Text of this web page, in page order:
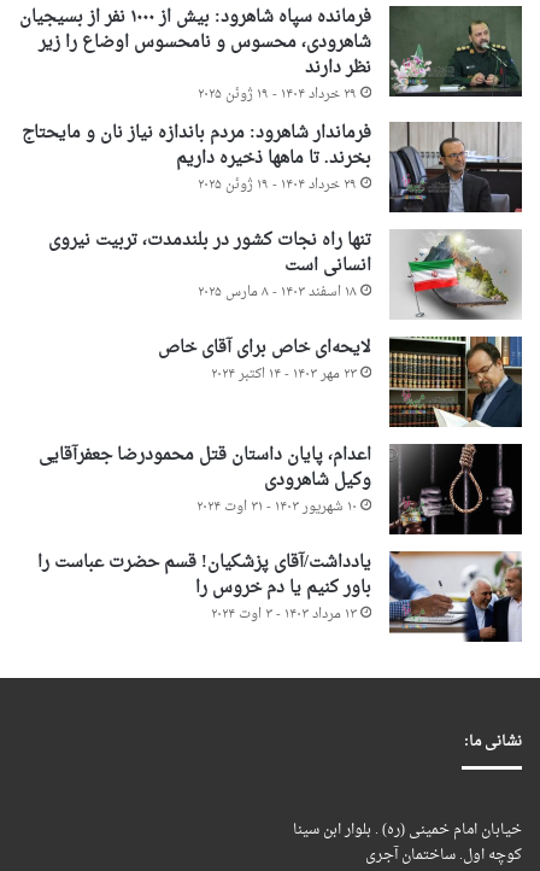
فرمانده سپاه شاهرود: بیش از ۱۰۰۰ نفر از بسیجیان
شاهرودی، محسوس و نامحسوس اوضاع را زیر
نظر دارند
۲۹ خرداد ۱۴۰۴ - ۱۹ ژوئن ۲۰۲۵
فرماندار شاهرود: مردم باندازه نیاز نان و مایحتاج
بخرند. تا ماهها ذخیره داریم
۲۹ خرداد ۱۴۰۴ - ۱۹ ژوئن ۲۰۲۵
تنها راه نجات کشور در بلندمدت، تربیت نیروی
انسانی است
۱۸ اسفند ۱۴۰۳ - ۸ مارس ۲۰۲۵
لایحه‌ای خاص برای آقای خاص
۲۳ مهر ۱۴۰۳ - ۱۴ اکتبر ۲۰۲۴
اعدام، پایان داستان قتل محمودرضا جعفرآقایی
وکیل شاهرودی
۱۰ شهریور ۱۴۰۳ - ۳۱ اوت ۲۰۲۴
یادداشت/آقای پزشکیان! قسم حضرت عباست را
باور کنیم یا دم خروس را
۱۳ مرداد ۱۴۰۳ - ۳ اوت ۲۰۲۴
نشانی ما:
خیابان امام خمینی (ره) . بلوار ابن سینا
کوچه اول. ساختمان آجری